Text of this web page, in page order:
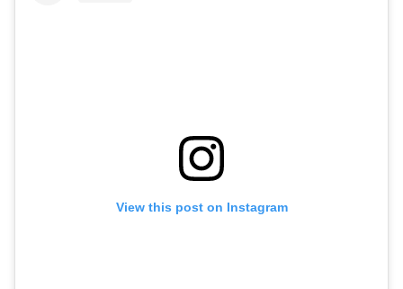
View this post on Instagram